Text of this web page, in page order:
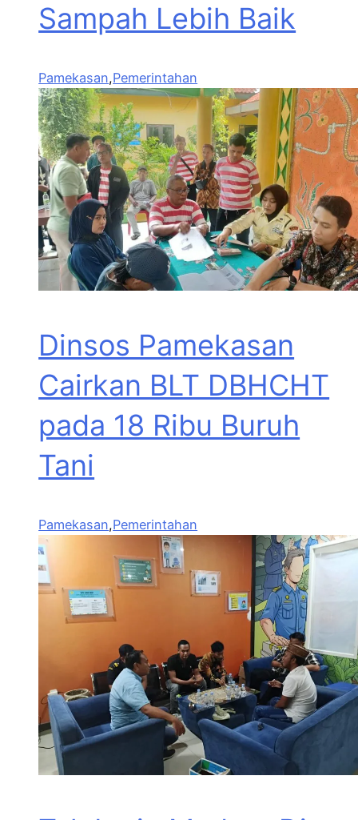
Sampah Lebih Baik
Pamekasan,Pemerintahan
Dinsos Pamekasan
Cairkan BLT DBHCHT
pada 18 Ribu Buruh
Tani
Pamekasan,Pemerintahan